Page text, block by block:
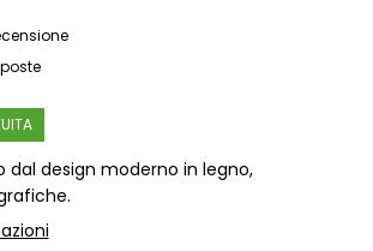
dal design moderno in legno,